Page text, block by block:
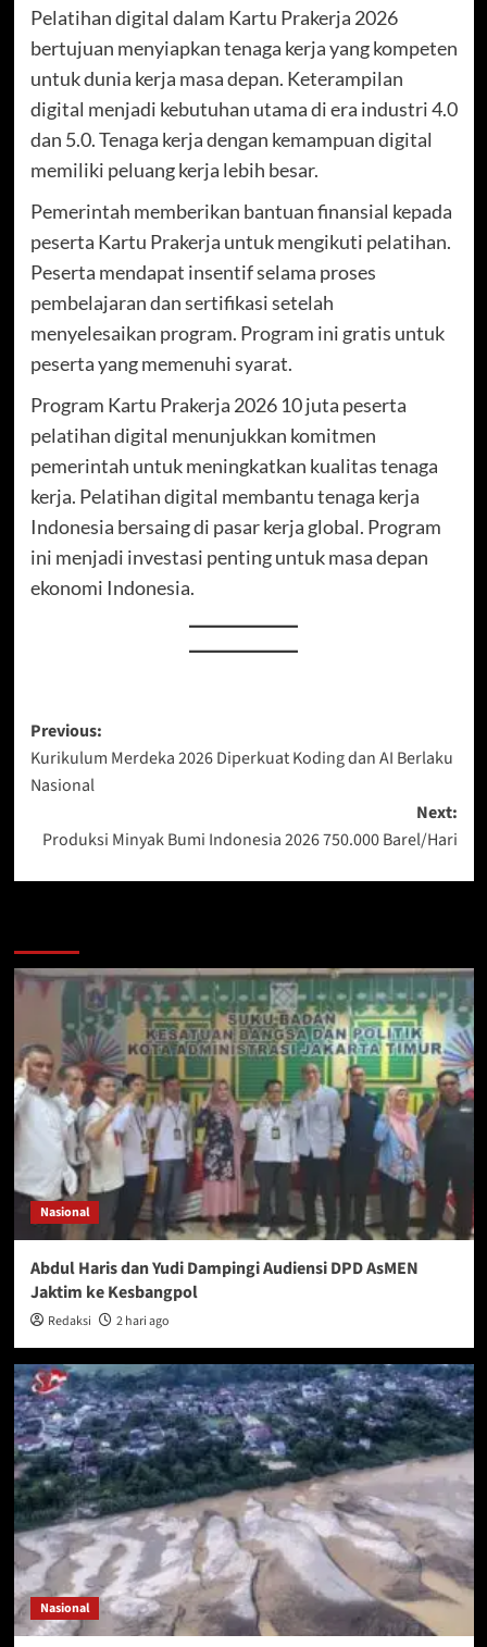
Pelatihan digital dalam Kartu Prakerja 2026
bertujuan menyiapkan tenaga kerja yang kompeten
untuk dunia kerja masa depan. Keterampilan
digital menjadi kebutuhan utama di era industri 4.0
dan 5.0. Tenaga kerja dengan kemampuan digital
memiliki peluang kerja lebih besar.
Pemerintah memberikan bantuan finansial kepada
peserta Kartu Prakerja untuk mengikuti pelatihan.
Peserta mendapat insentif selama proses
pembelajaran dan sertifikasi setelah
menyelesaikan program. Program ini gratis untuk
peserta yang memenuhi syarat.
Program Kartu Prakerja 2026 10 juta peserta
pelatihan digital menunjukkan komitmen
pemerintah untuk meningkatkan kualitas tenaga
kerja. Pelatihan digital membantu tenaga kerja
Indonesia bersaing di pasar kerja global. Program
ini menjadi investasi penting untuk masa depan
ekonomi Indonesia.
Post
navigation
Previous:
Kurikulum Merdeka 2026 Diperkuat Koding dan AI Berlaku
Nasional
Next:
Produksi Minyak Bumi Indonesia 2026 750.000 Barel/Hari
Nasional
Abdul Haris dan Yudi Dampingi Audiensi DPD AsMEN
Jaktim ke Kesbangpol
Redaksi 2 hari ago
Nasional